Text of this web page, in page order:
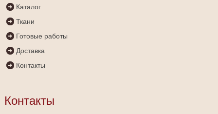
Каталог
Ткани
Готовые работы
Доставка
Контакты
Контакты